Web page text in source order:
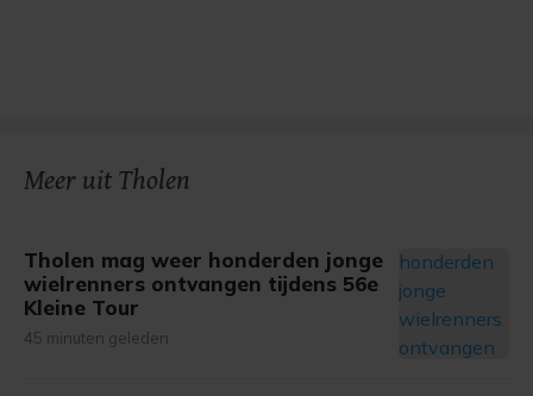
Meer uit Tholen
Tholen mag weer honderden jonge
wielrenners ontvangen tijdens 56e
Kleine Tour
45 minuten geleden